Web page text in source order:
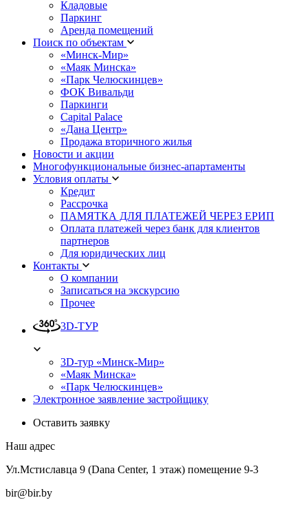
Кладовые
Паркинг
Аренда помещений
Поиск по объектам
«Минск-Мир»
«Маяк Минска»
«Парк Челюскинцев»
ФОК Вивальди
Паркинги
Capital Palace
«Дана Центр»
Продажа вторичного жилья
Новости и акции
Многофункциональные бизнес-апартаменты
Условия оплаты
Кредит
Рассрочка
ПАМЯТКА ДЛЯ ПЛАТЕЖЕЙ ЧЕРЕЗ ЕРИП
Оплата платежей через банк для клиентов
партнеров
Для юридических лиц
Контакты
О компании
Записаться на экскурсию
Прочее
3D-ТУР
3D-тур «Минск-Мир»
«Маяк Минска»
«Парк Челюскинцев»
Электронное заявление застройщику
Оставить заявку
Наш адрес
Ул.Мстиславца 9 (Dana Center, 1 этаж) помещение 9-3
bir@bir.by